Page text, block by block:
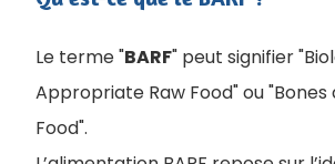
Le terme "BARF" peut signifier
Appropriate Raw Food" ou "Bones
Food".